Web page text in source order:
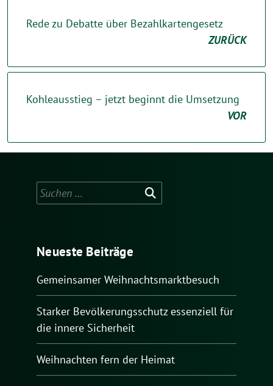
Rede zu Debatte über Bezahlkartengesetz
ZURÜCK
Kohleausstieg – jetzt beginnt die Umsetzung
VOR
Suchen
nach:
Neueste Beiträge
Gemeinsamer Weihnachtsmarktbesuch
Starker Bevölkerungsschutz essenziell für
die innere Sicherheit
Weihnachten fern der Heimat